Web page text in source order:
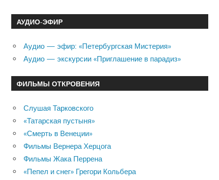
АУДИО-ЭФИР
Аудио — эфир: «Петербургская Мистерия»
Аудио — экскурсии «Приглашение в парадиз»
ФИЛЬМЫ ОТКРОВЕНИЯ
Слушая Тарковского
«Татарская пустыня»
«Смерть в Венеции»
Фильмы Вернера Херцога
Фильмы Жака Перрена
«Пепел и снег» Грегори Кольбера